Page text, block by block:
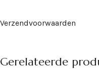
Verzendvoorwaarden
Gerelateerde